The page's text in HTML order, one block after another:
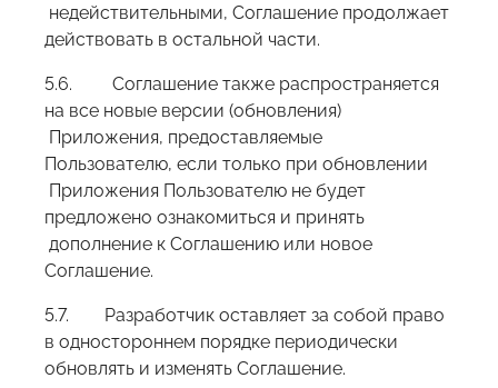
недействительными, Соглашение продолжает
действовать в остальной части.
5.6. Соглашение также распространяется
на все новые версии (обновления)
Приложения, предоставляемые
Пользователю, если только при обновлении
Приложения Пользователю не будет
предложено ознакомиться и принять
дополнение к Соглашению или новое
Соглашение.
5.7. Разработчик оставляет за собой право
в одностороннем порядке периодически
обновлять и изменять Соглашение.